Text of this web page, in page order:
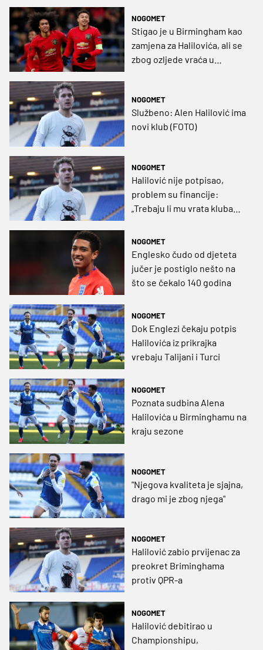
NOGOMET
Stigao je u Birmingham kao
zamjena za Halilovića, ali se
zbog ozljede vraća u
NOGOMET
Službeno: Alen Halilović ima
novi klub (FOTO)
NOGOMET
Halilović nije potpisao,
problem su financije:
„Trebaju li mu vrata kluba
NOGOMET
Englesko čudo od djeteta
jučer je postiglo nešto na
što se čekalo 140 godina
NOGOMET
Dok Englezi čekaju potpis
Halilovića iz prikrajka
vrebaju Talijani i Turci
NOGOMET
Poznata sudbina Alena
Halilovića u Birminghamu na
kraju sezone
NOGOMET
"Njegova kvaliteta je sjajna,
drago mi je zbog njega"
NOGOMET
Halilović zabio prvijenac za
preokret Briminghama
protiv QPR-a
NOGOMET
Halilović debitirao u
Championshipu,